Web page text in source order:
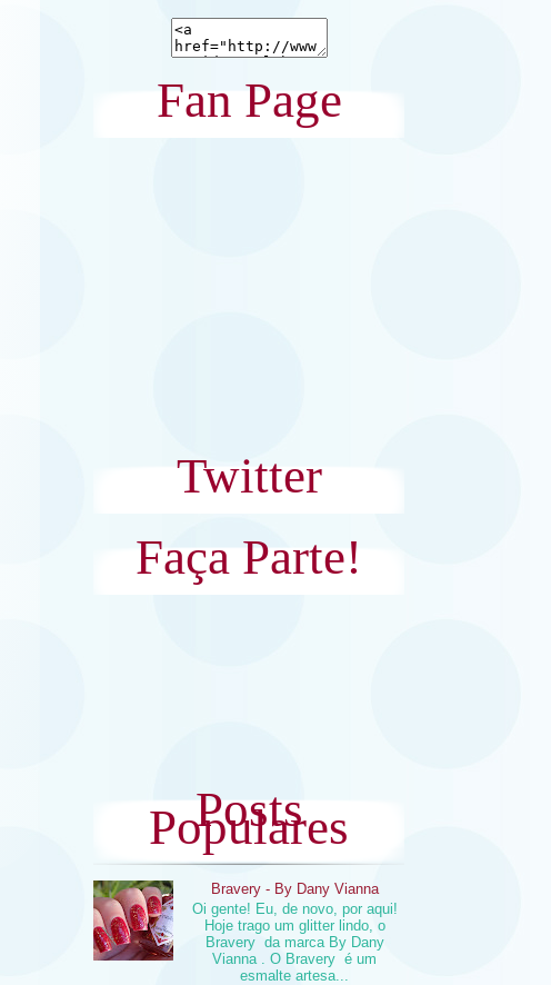
Fan Page
Twitter
Faça Parte!
Posts
Populares
Bravery - By Dany Vianna
Oi gente! Eu, de novo, por aqui!
Hoje trago um glitter lindo, o
Bravery da marca By Dany
Vianna . O Bravery é um
esmalte artesa...